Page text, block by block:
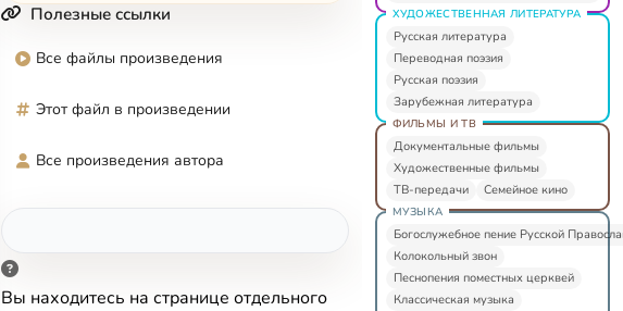
Полезные ссылки
Все файлы произведения
Этот файл в произведении
Все произведения автора
Вы находитесь на странице отдельного
ХУДОЖЕСТВЕННАЯ ЛИТЕРАТУРА
Русская литература
Переводная поэзия
Русская поэзия
Зарубежная литература
ФИЛЬМЫ И ТВ
Документальные фильмы
Художественные фильмы
ТВ-передачи
Семейное кино
МУЗЫКА
Богослужебное пение Русской
Колокольный звон
Песнопения поместных церквей
Классическая музыка